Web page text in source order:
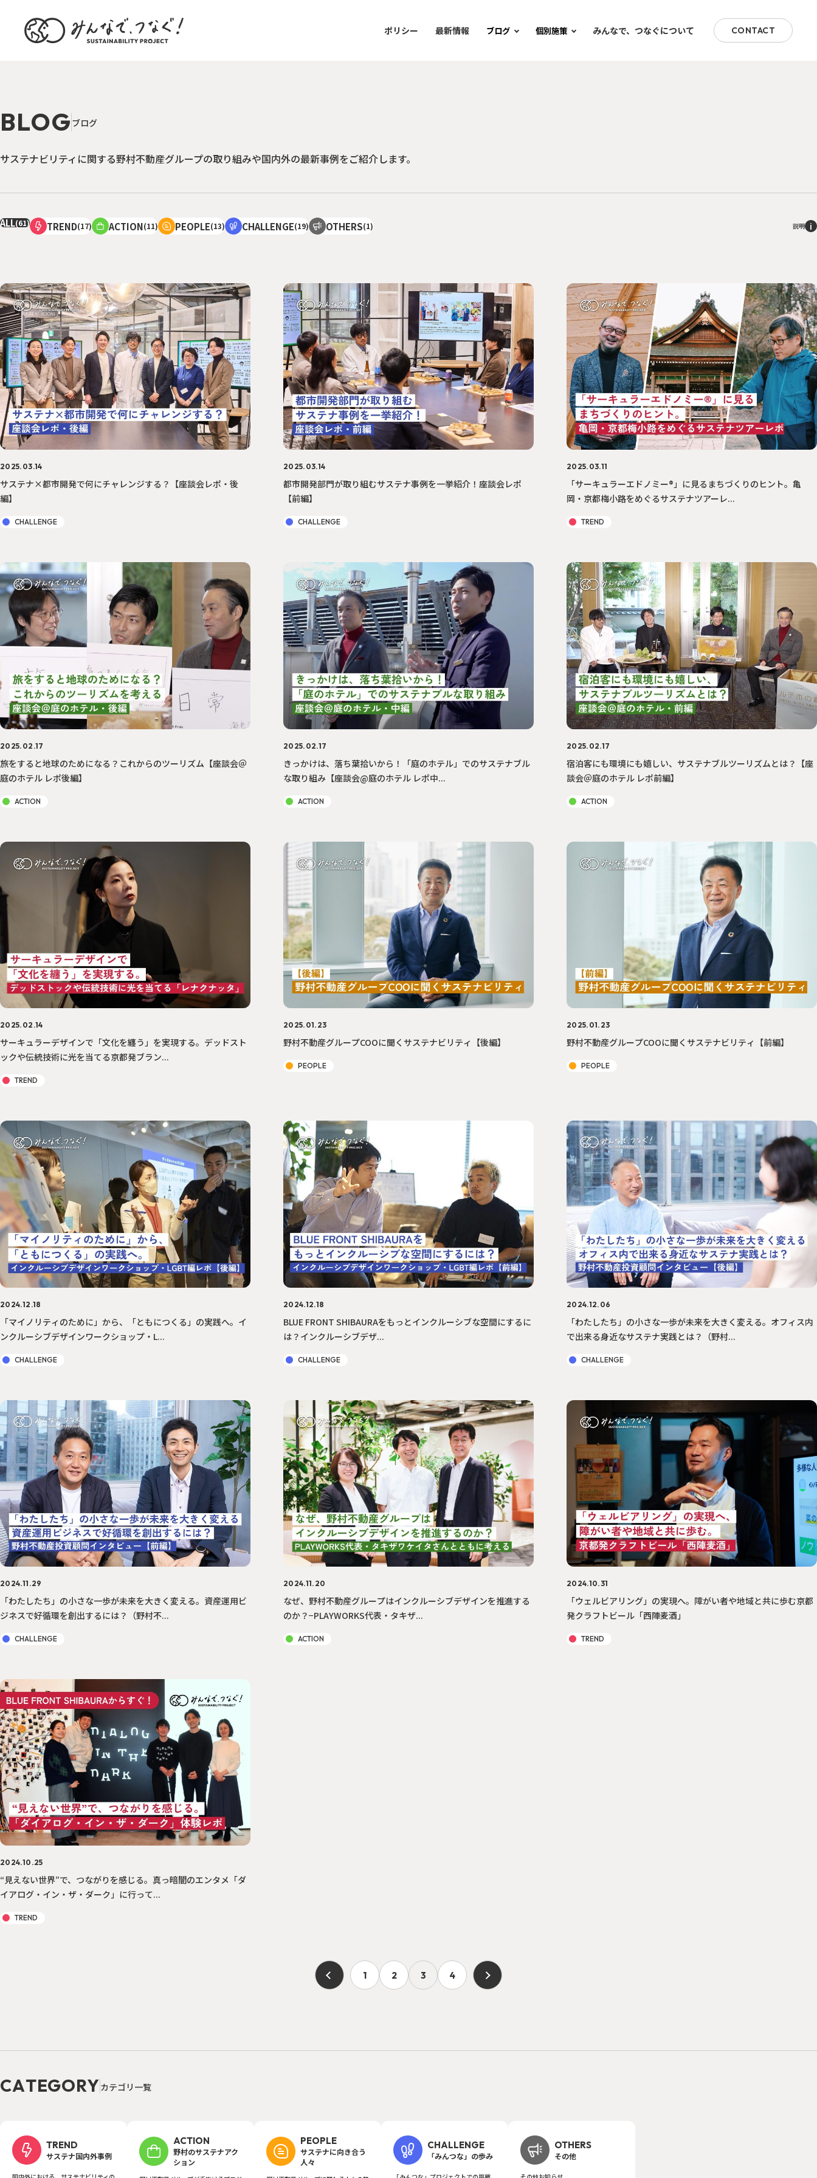
ポリシー 最新情報 ブログ 個別施策 みんなで、つなぐについて CONTACT
BLOG ブログ
サステナビリティに関する野村不動産グループの取り組みや国内外の最新事例をご紹介します。
ALL(61) TREND(17) ACTION(11) PEOPLE(13) CHALLENGE(19) OTHERS(1) 説明 i
2025.03.14
サステナ×都市開発で何にチャレンジする？【座談会レポ・後
編】
CHALLENGE
2025.03.14
都市開発部門が取り組むサステナ事例を一挙紹介！座談会レポ
【前編】
CHALLENGE
2025.03.11
「サーキュラーエドノミー®︎」に見るまちづくりのヒント。亀
岡・京都梅小路をめぐるサステナツアーレ...
TREND
2025.02.17
旅をすると地球のためになる？これからのツーリズム【座談会＠
庭のホテル レポ後編】
ACTION
2025.02.17
きっかけは、落ち葉拾いから！「庭のホテル」でのサステナブル
な取り組み【座談会@庭のホテル レポ中...
ACTION
2025.02.17
宿泊客にも環境にも嬉しい、サステナブルツーリズムとは？【座
談会＠庭のホテル レポ前編】
ACTION
2025.02.14
サーキュラーデザインで「文化を纏う」を実現する。デッドスト
ックや伝統技術に光を当てる京都発ブラン...
TREND
2025.01.23
野村不動産グループCOOに聞くサステナビリティ【後編】
PEOPLE
2025.01.23
野村不動産グループCOOに聞くサステナビリティ【前編】
PEOPLE
2024.12.18
「マイノリティのために」から、「ともにつくる」の実践へ。イ
ンクルーシブデザインワークショップ・L...
CHALLENGE
2024.12.18
BLUE FRONT SHIBAURAをもっとインクルーシブな空間にするに
は？インクルーシブデザ...
CHALLENGE
2024.12.06
「わたしたち」の小さな一歩が未来を大きく変える。オフィス内
で出来る身近なサステナ実践とは？（野村...
CHALLENGE
2024.11.29
「わたしたち」の小さな一歩が未来を大きく変える。資産運用ビ
ジネスで好循環を創出するには？（野村不...
CHALLENGE
2024.11.20
なぜ、野村不動産グループはインクルーシブデザインを推進する
のか？−PLAYWORKS代表・タキザ...
ACTION
2024.10.31
「ウェルビアリング」の実現へ。障がい者や地域と共に歩む京都
発クラフトビール「西陣麦酒」
TREND
2024.10.25
“見えない世界”で、つながりを感じる。真っ暗闇のエンタメ「ダ
イアログ・イン・ザ・ダーク」に行って...
TREND
1 2 3 4
CATEGORYカテゴ リ 一覧
TREND
サステナ国内外事例
ACTION
野村のサステナアク
ション
PEOPLE
サステナに向き合う
人々
CHALLENGE
「みんつな」の歩み
OTHERS
その他